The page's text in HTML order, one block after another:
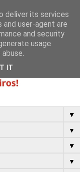
▼
▼
▼
▼
deliver its services
and user-agent are
and security
usage
IT